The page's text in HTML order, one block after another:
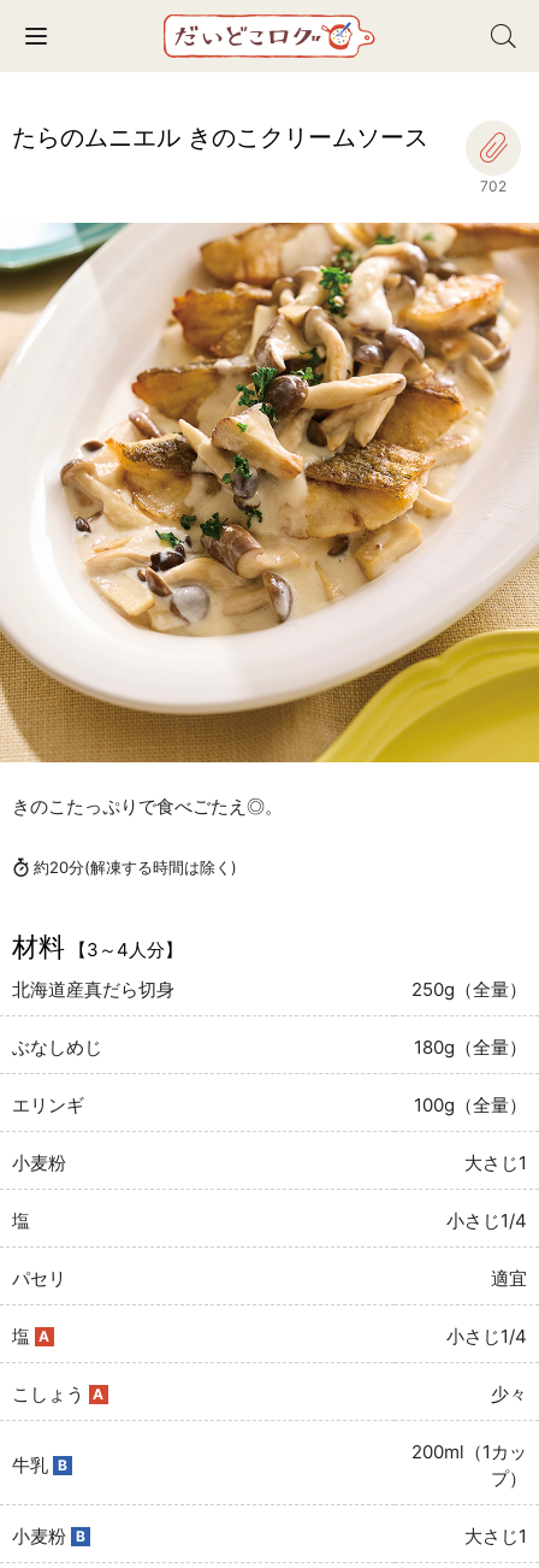
Toggle navigation
たらのムニエル きのこクリームソース
702
きのこたっぷりで食べごたえ◎。
約20分(解凍する時間は除く)
材料
【3～4人分】
北海道産真だら切身
250g（全量）
ぶなしめじ 180g（全量）
エリンギ 100g（全量）
小麦粉 大さじ1
塩 小さじ1/4
パセリ 適宜
塩 A 小さじ1/4
こしょう A 少々
牛乳 B
200ml（1カッ
プ）
小麦粉 B 大さじ1